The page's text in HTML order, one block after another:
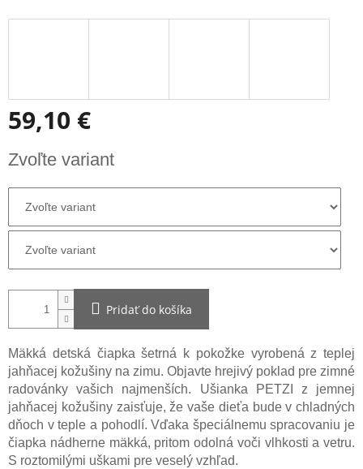
59,10 €
cena:
Zvoľte variant
Pridať do košíka
Mäkká detská čiapka šetrná k pokožke vyrobená z teplej
jahňacej kožušiny na zimu. Objavte hrejivý poklad pre zimné
radovánky vašich najmenších. Ušianka PETZI z jemnej
jahňacej kožušiny zaisťuje, že vaše dieťa bude v chladných
dňoch v teple a pohodlí. Vďaka špeciálnemu spracovaniu je
čiapka nádherne mäkká, pritom odolná voči vlhkosti a vetru.
S roztomilými uškami pre veselý vzhľad.